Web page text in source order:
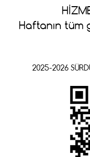
Haftanın tüm
2025-2026